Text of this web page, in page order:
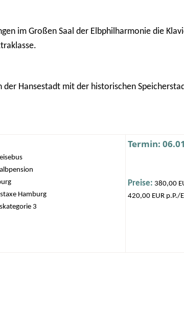
im Großen Saal der Elbphilharmonie die
Hansestadt mit der historischen
Hamburg
3
Termin:
Preise: 380,00
420,00 EUR p.P./